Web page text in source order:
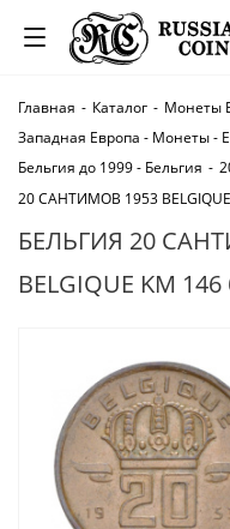
Главная - Каталог - Монеты
Западная Европа - Монеты -
Бельгия до 1999 - Бельгия -
20 САНТИМОВ 1953
БЕЛЬГИЯ 20
BELGIQUE KM